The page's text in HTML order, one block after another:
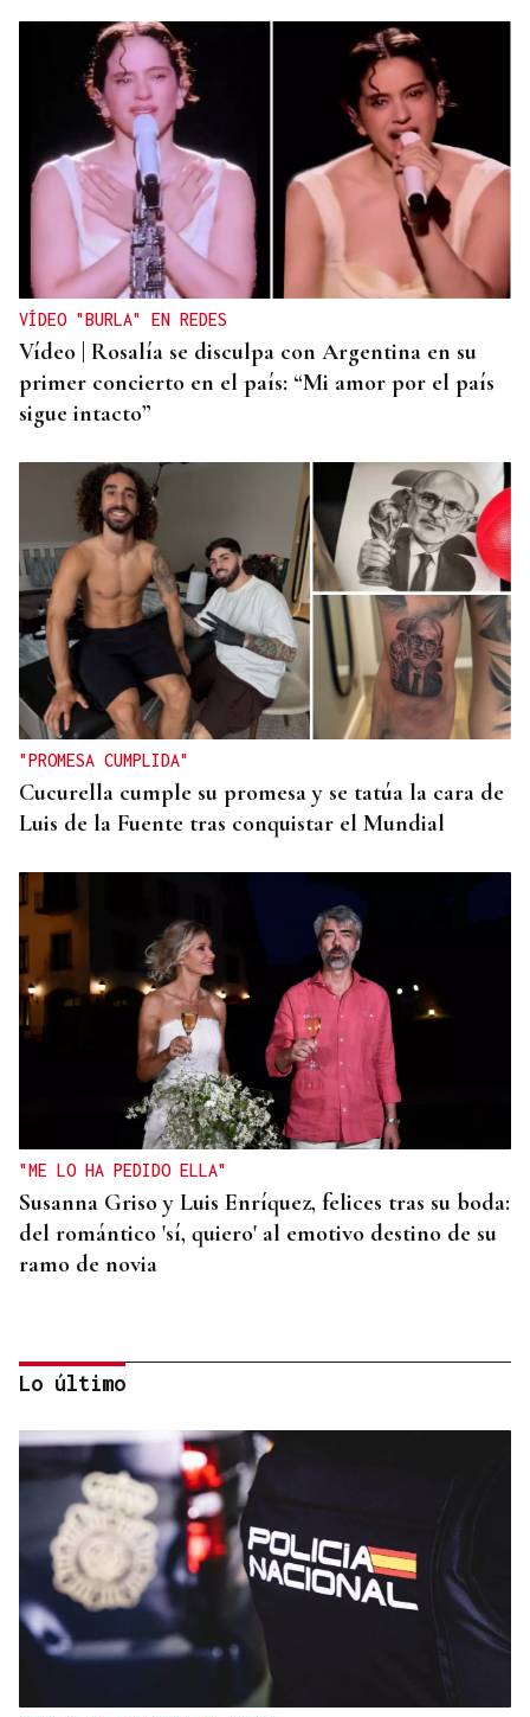
VÍDEO "BURLA" EN REDES
Vídeo | Rosalía se disculpa con Argentina en su
primer concierto en el país: “Mi amor por el país
sigue intacto”
"PROMESA CUMPLIDA"
Cucurella cumple su promesa y se tatúa la cara de
Luis de la Fuente tras conquistar el Mundial
"ME LO HA PEDIDO ELLA"
Susanna Griso y Luis Enríquez, felices tras su boda:
del romántico 'sí, quiero' al emotivo destino de su
ramo de novia
QUEN CHO DIXO
¿Sabe usted que la reina Letizia hizo un guiño a
Ourense en la final del Mundial?
Lo último